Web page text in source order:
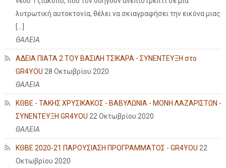
λυτρωτική αυτοκτονία, θέλει να σκιαγραφήσει την εικόνα μιας
ΘΑΛΕΙΑ
ΑΔΕΙΑ ΠΙΑΤΑ 2 ΤΟΥ ΒΑΣΙΛΗ ΤΣΙΚΑΡΑ - ΣΥΝΕΝΤΕΥΞΗ στο
GR4YOU 28 Οκτωβρίου 2020
ΘΑΛΕΙΑ
ΚΘΒΕ - ΤΑΚΗΣ ΧΡΥΣΙΚΑΚΟΣ - ΒΑΒΥΛΩΝΙΑ - ΜΟΝΗ ΛΑΖΑΡΙΣΤΩΝ -
ΣΥΝΕΝΤΕΥΞΗ GR4YOU 22 Οκτωβρίου 2020
ΘΑΛΕΙΑ
ΚΘΒΕ 2020-21 ΠΑΡΟΥΣΙΑΣΗ ΠΡΟΓΡΑΜΜΑΤΟΣ - GR4YOU 22
Οκτωβρίου 2020